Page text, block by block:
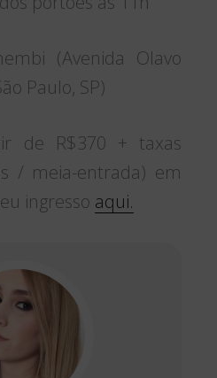
(Avenida Olavo
Paulo, SP)
de R$370 + taxas
/ meia-entrada) em
ingresso aqui.